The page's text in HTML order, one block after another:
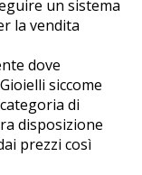
un sistema
la vendita
dove
siccome
di
disposizione
prezzi così